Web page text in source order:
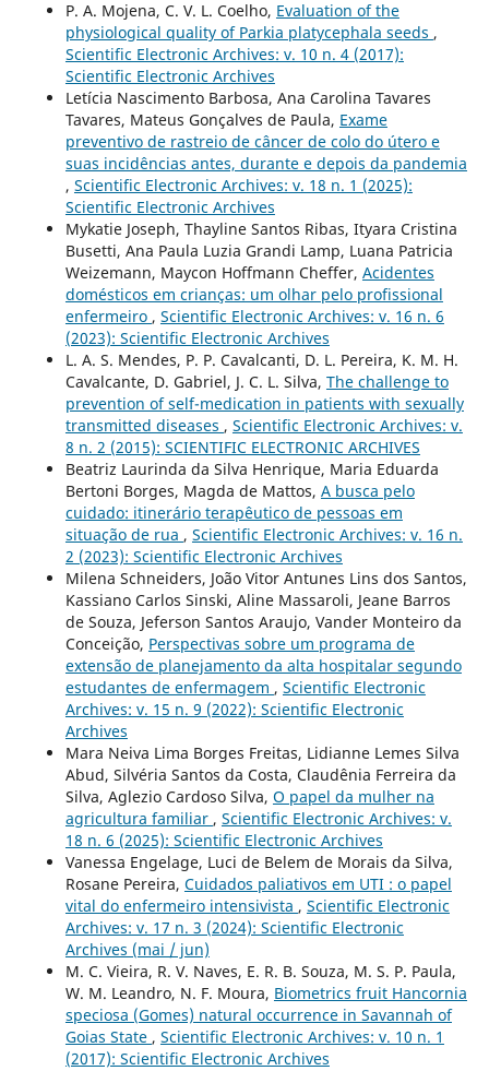
P. A. Mojena, C. V. L. Coelho, Evaluation of the
physiological quality of Parkia platycephala seeds ,
Scientific Electronic Archives: v. 10 n. 4 (2017):
Scientific Electronic Archives
Letícia Nascimento Barbosa, Ana Carolina Tavares
Tavares, Mateus Gonçalves de Paula, Exame
preventivo de rastreio de câncer de colo do útero e
suas incidências antes, durante e depois da pandemia
, Scientific Electronic Archives: v. 18 n. 1 (2025):
Scientific Electronic Archives
Mykatie Joseph, Thayline Santos Ribas, Ityara Cristina
Busetti, Ana Paula Luzia Grandi Lamp, Luana Patricia
Weizemann, Maycon Hoffmann Cheffer, Acidentes
domésticos em crianças: um olhar pelo profissional
enfermeiro , Scientific Electronic Archives: v. 16 n. 6
(2023): Scientific Electronic Archives
L. A. S. Mendes, P. P. Cavalcanti, D. L. Pereira, K. M. H.
Cavalcante, D. Gabriel, J. C. L. Silva, The challenge to
prevention of self-medication in patients with sexually
transmitted diseases , Scientific Electronic Archives: v.
8 n. 2 (2015): SCIENTIFIC ELECTRONIC ARCHIVES
Beatriz Laurinda da Silva Henrique, Maria Eduarda
Bertoni Borges, Magda de Mattos, A busca pelo
cuidado: itinerário terapêutico de pessoas em
situação de rua , Scientific Electronic Archives: v. 16 n.
2 (2023): Scientific Electronic Archives
Milena Schneiders, João Vitor Antunes Lins dos Santos,
Kassiano Carlos Sinski, Aline Massaroli, Jeane Barros
de Souza, Jeferson Santos Araujo, Vander Monteiro da
Conceição, Perspectivas sobre um programa de
extensão de planejamento da alta hospitalar segundo
estudantes de enfermagem , Scientific Electronic
Archives: v. 15 n. 9 (2022): Scientific Electronic
Archives
Mara Neiva Lima Borges Freitas, Lidianne Lemes Silva
Abud, Silvéria Santos da Costa, Claudênia Ferreira da
Silva, Aglezio Cardoso Silva, O papel da mulher na
agricultura familiar , Scientific Electronic Archives: v.
18 n. 6 (2025): Scientific Electronic Archives
Vanessa Engelage, Luci de Belem de Morais da Silva,
Rosane Pereira, Cuidados paliativos em UTI : o papel
vital do enfermeiro intensivista , Scientific Electronic
Archives: v. 17 n. 3 (2024): Scientific Electronic
Archives (mai / jun)
M. C. Vieira, R. V. Naves, E. R. B. Souza, M. S. P. Paula,
W. M. Leandro, N. F. Moura, Biometrics fruit Hancornia
speciosa (Gomes) natural occurrence in Savannah of
Goias State , Scientific Electronic Archives: v. 10 n. 1
(2017): Scientific Electronic Archives